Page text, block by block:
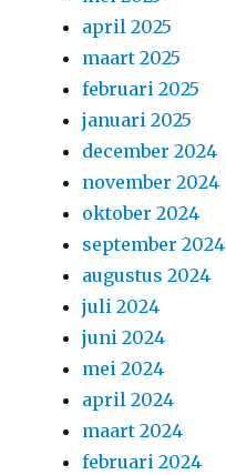
april 2025
maart 2025
februari 2025
januari 2025
december 2024
november 2024
oktober 2024
september 2024
augustus 2024
juli 2024
juni 2024
mei 2024
april 2024
maart 2024
februari 2024